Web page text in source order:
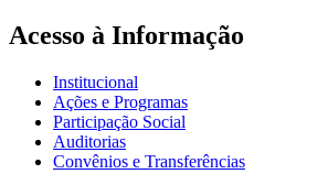
Acesso à Informação
Institucional
Ações e Programas
Participação Social
Auditorias
Convênios e Transferências